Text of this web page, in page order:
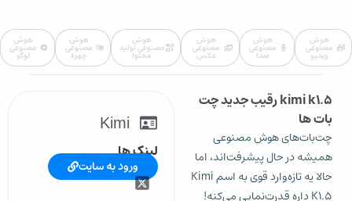
هوش
مصنوعی
ویدیو
هوش
مصنوعی
صدا
هوش
مصنوعی
عکس
هوش
مصنوعی تولید
محتوا
هوش
مصنوعی
چهره
هوش
مصنوعی
لوگو
kimi k1.5 رقیب جدید چت
بات ها
چت‌بات‌های هوش مصنوعی
همیشه در حال پیشرفت‌اند، اما
حالا یه تازه‌وارد قوی به اسم Kimi
K1.5 داره قدرت‌نمایی می‌کنه!
Kimi
لینک ها
ورود به سایت